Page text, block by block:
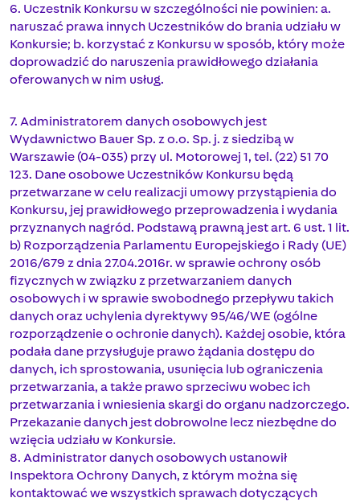
6. Uczestnik Konkursu w szczególności nie powinien: a.
naruszać prawa innych Uczestników do brania udziału w
Konkursie; b. korzystać z Konkursu w sposób, który może
doprowadzić do naruszenia prawidłowego działania
oferowanych w nim usług.
7. Administratorem danych osobowych jest
Wydawnictwo Bauer Sp. z o.o. Sp. j. z siedzibą w
Warszawie (04-035) przy ul. Motorowej 1, tel. (22) 51 70
123. Dane osobowe Uczestników Konkursu będą
przetwarzane w celu realizacji umowy przystąpienia do
Konkursu, jej prawidłowego przeprowadzenia i wydania
przyznanych nagród. Podstawą prawną jest art. 6 ust. 1 lit.
b) Rozporządzenia Parlamentu Europejskiego i Rady (UE)
2016/679 z dnia 27.04.2016r. w sprawie ochrony osób
fizycznych w związku z przetwarzaniem danych
osobowych i w sprawie swobodnego przepływu takich
danych oraz uchylenia dyrektywy 95/46/WE (ogólne
rozporządzenie o ochronie danych). Każdej osobie, która
podała dane przysługuje prawo żądania dostępu do
danych, ich sprostowania, usunięcia lub ograniczenia
przetwarzania, a także prawo sprzeciwu wobec ich
przetwarzania i wniesienia skargi do organu nadzorczego.
Przekazanie danych jest dobrowolne lecz niezbędne do
wzięcia udziału w Konkursie.
8. Administrator danych osobowych ustanowił
Inspektora Ochrony Danych, z którym można się
kontaktować we wszystkich sprawach dotyczących